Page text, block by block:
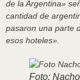
de la Argentina»
cantidad de
pasaron una parte
esos hoteles».
Foto: